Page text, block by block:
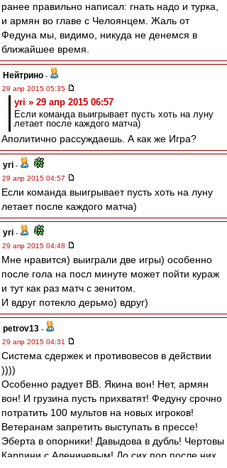
ранее правильно написал: гнать надо и турка,
и армян во главе с Челоянцем. Жаль от
Федуна мы, видимо, никуда не денемся в
ближайшее время.
Нейтрино -
29 апр 2015 05:35
yri » 29 апр 2015 06:57
Если команда выигрывает пусть хоть на луну
летает после каждого матча)
Аполитично рассуждаешь. А как же Игра?
yri -
29 апр 2015 04:57
Если команда выигрывает пусть хоть на луну
летает после каждого матча)
yri -
29 апр 2015 04:48
Мне нравится) выиграли две игры) особенно
после гола на посл минуте может пойти кураж
и тут как раз матч с зенитом.
И вдруг потекло дерьмо) вдруг)
petrov13 -
29 апр 2015 04:31
Система сдержек и противовесов в действии
))))
Особенно радует ВВ. Якина вон! Нет, армян
вон! И грузина пусть прихватят! Федуну срочно
потратить 100 мультов на новых игроков!
Ветеранам запретить выступать в прессе!
Эберта в опорники! Давыдова в дубль! Чертовы
Карпини с Аленичевым! До сих пор после них